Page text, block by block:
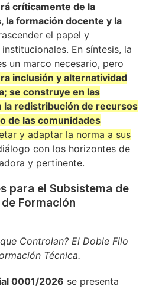
críticamente de la
la formación docente y la
el papel y
En síntesis, la
un marco necesario, pero
inclusión y alternatividad
se construye en las
la redistribución de recursos
de las comunidades
y adaptar la norma a sus
con los horizontes de
y pertinente.
para el Subsistema de
Formación
Controlan? El Doble Filo
Técnica.
0001/2026 se presenta